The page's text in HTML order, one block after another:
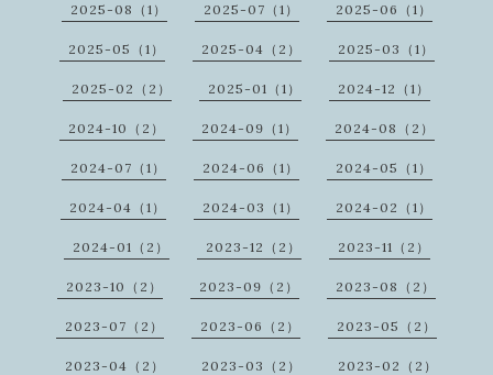
2025-08（1） 2025-07（1） 2025-06（1）
2025-05（1） 2025-04（2） 2025-03（1）
2025-02（2） 2025-01（1） 2024-12（1）
2024-10（2） 2024-09（1） 2024-08（2）
2024-07（1） 2024-06（1） 2024-05（1）
2024-04（1） 2024-03（1） 2024-02（1）
2024-01（2） 2023-12（2） 2023-11（2）
2023-10（2） 2023-09（2） 2023-08（2）
2023-07（2） 2023-06（2） 2023-05（2）
2023-04（2） 2023-03（2） 2023-02（2）